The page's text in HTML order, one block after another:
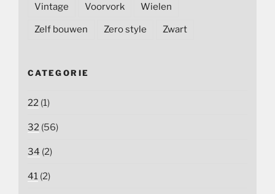
Vintage Voorvork Wielen
Zelf bouwen Zero style Zwart
CATEGORIE
22 (1)
32 (56)
34 (2)
41 (2)